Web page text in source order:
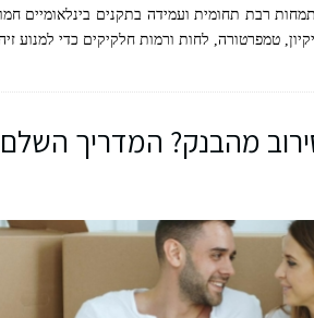
רבת תחומית ועמידה בתקנים בינלאומיים
טמפרטורה, לחות ורמות חלקיקים כדי למנוע
מהבנק? המדריך השלם 2025